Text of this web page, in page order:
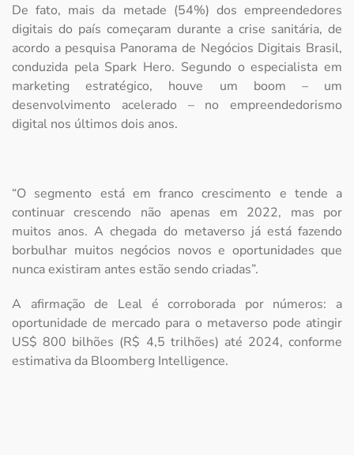
De fato, mais da metade (54%) dos empreendedores
digitais do país começaram durante a crise sanitária, de
acordo a pesquisa Panorama de Negócios Digitais Brasil,
conduzida pela Spark Hero. Segundo o especialista em
marketing estratégico, houve um boom – um
desenvolvimento acelerado – no empreendedorismo
digital nos últimos dois anos.
“O segmento está em franco crescimento e tende a
continuar crescendo não apenas em 2022, mas por
muitos anos. A chegada do metaverso já está fazendo
borbulhar muitos negócios novos e oportunidades que
nunca existiram antes estão sendo criadas”.
A afirmação de Leal é corroborada por números: a
oportunidade de mercado para o metaverso pode atingir
US$ 800 bilhões (R$ 4,5 trilhões) até 2024, conforme
estimativa da Bloomberg Intelligence.